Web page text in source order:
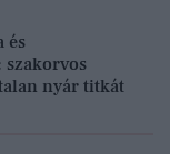
és
szakorvos
nyár titkát